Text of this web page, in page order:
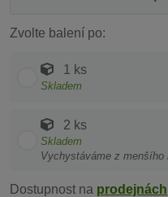
Zvolte balení po:
1 ks
Skladem
2 ks
Skladem
Vychystáváme z menšího
Dostupnost na prodejnách